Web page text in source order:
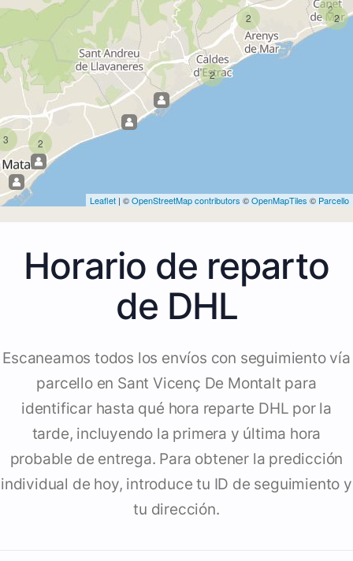
2
2
2
3 2
2
Leaflet | ©OpenStreetMap contributors ©OpenMapTiles © Parcello
Horario de reparto
de DHL
Escaneamos todos los envíos con seguimiento vía
parcello en Sant Vicenç De Montalt para
identificar hasta qué hora reparte DHL por la
tarde, incluyendo la primera y última hora
probable de entrega. Para obtener la predicción
individual de hoy, introduce tu ID de seguimiento y
tu dirección.